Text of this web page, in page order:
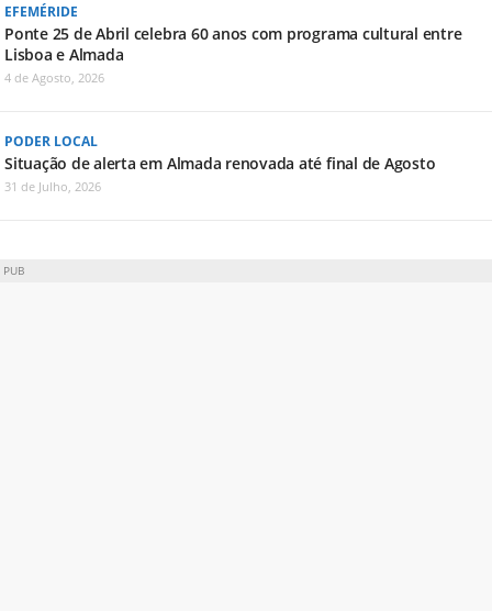
EFEMÉRIDE
Ponte 25 de Abril celebra 60 anos com programa cultural entre
Lisboa e Almada
4 de Agosto, 2026
PODER LOCAL
Situação de alerta em Almada renovada até final de Agosto
31 de Julho, 2026
PUB